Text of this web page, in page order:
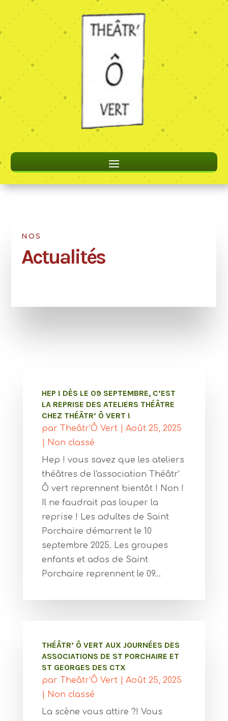
NOS
Actualités
HEP ! DÈS LE 09 SEPTEMBRE, C’EST
LA REPRISE DES ATELIERS THÉÂTRE
CHEZ THÉÂTR’ Ô VERT !
par Theâtr'Ô Vert| Août 25, 2025
Non classé
Hep ! vous savez que les ateliers
théâtres de l'association Théâtr'
Ô vert reprennent bientôt ! Non !
Il ne faudrait pas louper la
reprise ! Les adultes de Saint
Porchaire démarrent le 10
septembre 2025. Les groupes
enfants et ados de Saint
Porchaire reprennent le 09...
THÉÂTR’ Ô VERT AUX JOURNÉES DES
ASSOCIATIONS DE ST PORCHAIRE ET
ST GEORGES DES CTX
par Theâtr'Ô Vert| Août 25, 2025
Non classé
La scène vous attire ?! Vous